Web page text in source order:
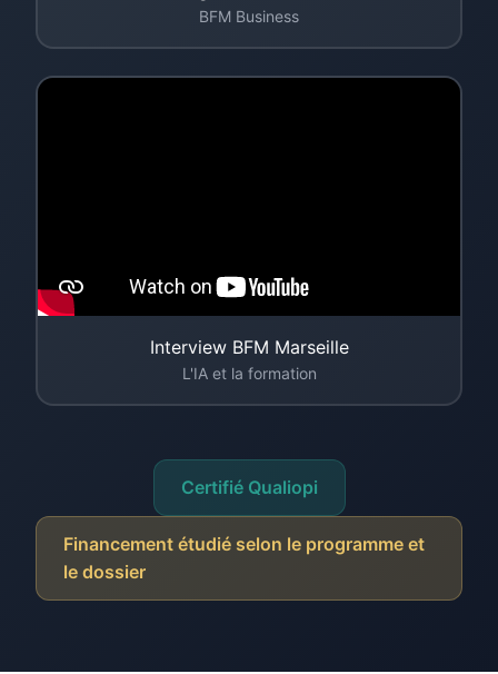
BFM Business
Interview BFM Marseille
L'IA et la formation
Certifié Qualiopi
Financement étudié selon le programme et
le dossier